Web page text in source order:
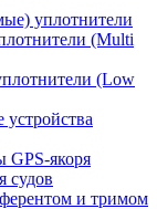
уплотнители
(Multi
(Low
GPS-якоря
судов
и тримом